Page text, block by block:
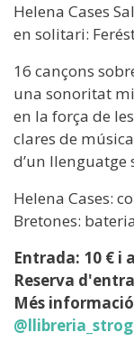
Helena Cases
en solitari:
16 cançons
una sonoritat
en la força de
clares de
d’un llenguatge
Helena Cases:
Bretones:
Entrada: 10 € i
Reserva
Més